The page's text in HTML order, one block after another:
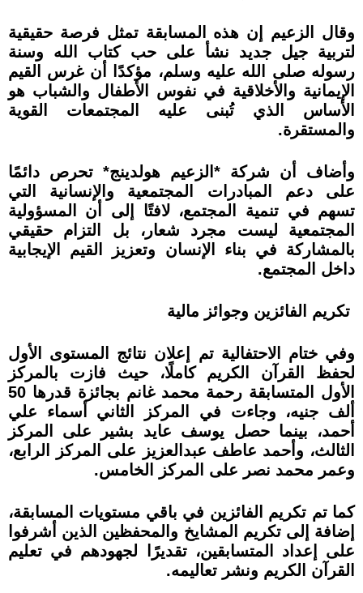
وقال الزعيم إن هذه المسابقة تمثل فرصة حقيقية
لتربية جيل جديد نشأ على حب كتاب الله وسنة
رسوله صلى الله عليه وسلم، مؤكدًا أن غرس القيم
الإيمانية والأخلاقية في نفوس الأطفال والشباب هو
الأساس الذي تُبنى عليه المجتمعات القوية
والمستقرة.
وأضاف أن شركة *الزعيم هولدينج* تحرص دائمًا
على دعم المبادرات المجتمعية والإنسانية التي
تسهم في تنمية المجتمع، لافتًا إلى أن المسؤولية
المجتمعية ليست مجرد شعار، بل التزام حقيقي
بالمشاركة في بناء الإنسان وتعزيز القيم الإيجابية
داخل المجتمع.
تكريم الفائزين وجوائز مالية
وفي ختام الاحتفالية تم إعلان نتائج المستوى الأول
لحفظ القرآن الكريم كاملًا، حيث فازت بالمركز
الأول المتسابقة رحمة محمد غانم بجائزة قدرها 50
ألف جنيه، وجاءت في المركز الثاني أسماء علي
أحمد، بينما حصل يوسف عايد بشير على المركز
الثالث، وأحمد عاطف عبدالعزيز على المركز الرابع،
وعمر محمد نصر على المركز الخامس.
كما تم تكريم الفائزين في باقي مستويات المسابقة،
إضافة إلى تكريم المشايخ والمحفظين الذين أشرفوا
على إعداد المتسابقين، تقديرًا لجهودهم في تعليم
القرآن الكريم ونشر تعاليمه.